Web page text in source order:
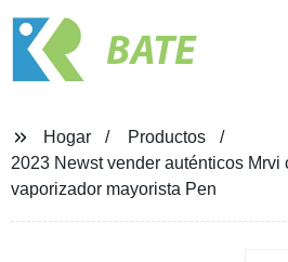
BATE
Hogar
Productos
2023 Newst vender auténticos
vaporizador mayorista Pen